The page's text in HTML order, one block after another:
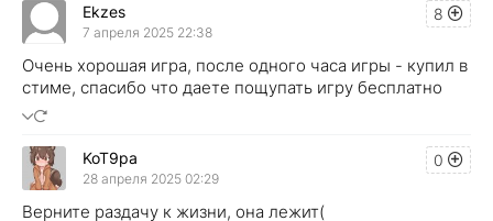
8
Ekzes
7 апреля 2025 22:38
Очень хорошая игра, после одного часа игры - купил в
стиме, спасибо что даете пощупать игру бесплатно
0
KoT9pa
28 апреля 2025 02:29
Верните раздачу к жизни, она лежит(